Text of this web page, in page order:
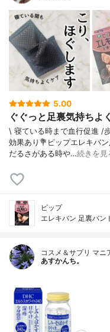
5.00
ぐぐっと足裏気持ちよく
\ 寝ている時まで血行促進 /⁡
効果あり⁡⁡⁡💐ピップエレキバ
だるさがある時や…続きを見
ピップ
エレキバン 足裏バン
コスメ＆サプリ マニ
あすかんち。